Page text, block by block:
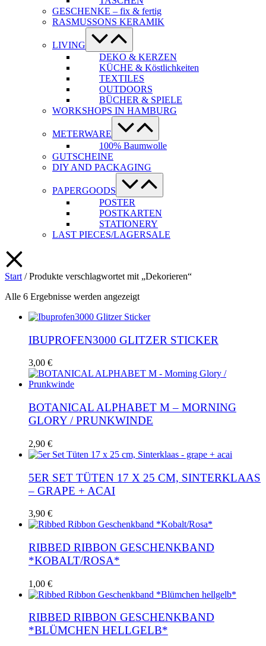
GESCHENKE – fix & fertig
RASMUSSONS KERAMIK
LIVING
Menü-
Schalter
DEKO & KERZEN
KÜCHE & Köstlichkeiten
TEXTILES
OUTDOORS
BÜCHER & SPIELE
WORKSHOPS IN HAMBURG
METERWARE
Menü-
Schalter
100% Baumwolle
GUTSCHEINE
DIY AND PACKAGING
PAPERGOODS
Menü-
Schalter
POSTER
POSTKARTEN
STATIONERY
LAST PIECES/LAGERSALE
Start / Produkte verschlagwortet mit „Dekorieren“
Alle 6 Ergebnisse werden angezeigtNach
sortiert
IBUPROFEN3000 GLITZER STICKER
3,00 €
BOTANICAL ALPHABET M – MORNING
GLORY / PRUNKWINDE
2,90 €
5ER SET TÜTEN 17 X 25 CM, SINTERKLAAS
– GRAPE + ACAI
3,90 €
RIBBED RIBBON GESCHENKBAND
*KOBALT/ROSA*
1,00 €Dieses
Produkt
mehrere
Varianten
auf.
RIBBED RIBBON GESCHENKBAND
*BLÜMCHEN HELLGELB*